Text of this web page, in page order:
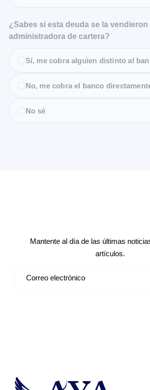
¿Sabes si esta deuda se la vendieron
administradora de cartera?
Sí, me cobra alguien distinto al
No, me cobra el banco
No sé
Mantente al día de las últimas
artículos.